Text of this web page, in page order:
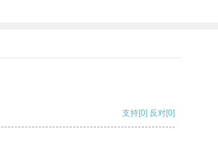
支持[0] 反对[0]